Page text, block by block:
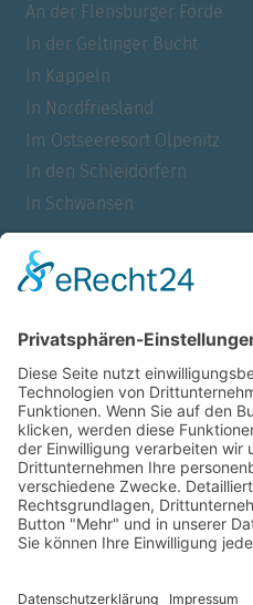
An der Flensburger Förde
In der Geltinger Bucht
In Kappeln
In Nordfriesland
Im Ostseeresort Olpenitz
In den Schleidörfern
In Schwansen
Für Allergiker
Für Familien
Mit Meerblick
Für Urlauber mit Hund
Für Nichtraucher
Für Paare
Für Raucher
Mit Sauna
Mit Wlan